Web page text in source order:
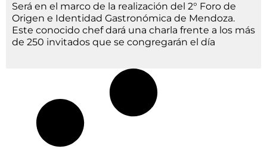
Será en el marco de la realización del 2° Foro de
Origen e Identidad Gastronómica de Mendoza.
Este conocido chef dará una charla frente a los más
de 250 invitados que se congregarán el día